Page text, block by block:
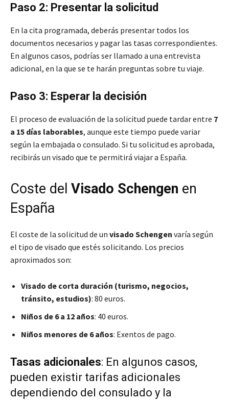
Paso 2: Presentar la solicitud
En la cita programada, deberás presentar todos los
documentos necesarios y pagar las tasas correspondientes.
En algunos casos, podrías ser llamado a una entrevista
adicional, en la que se te harán preguntas sobre tu viaje.
Paso 3: Esperar la decisión
El proceso de evaluación de la solicitud puede tardar entre 7
a 15 días laborables, aunque este tiempo puede variar
según la embajada o consulado. Si tu solicitud es aprobada,
recibirás un visado que te permitirá viajar a España.
Coste del Visado Schengen en
España
El coste de la solicitud de un visado Schengen varía según
el tipo de visado que estés solicitando. Los precios
aproximados son:
Visado de corta duración (turismo, negocios,
tránsito, estudios): 80 euros.
Niños de 6 a 12 años: 40 euros.
Niños menores de 6 años: Exentos de pago.
Tasas adicionales: En algunos casos,
pueden existir tarifas adicionales
dependiendo del consulado y la